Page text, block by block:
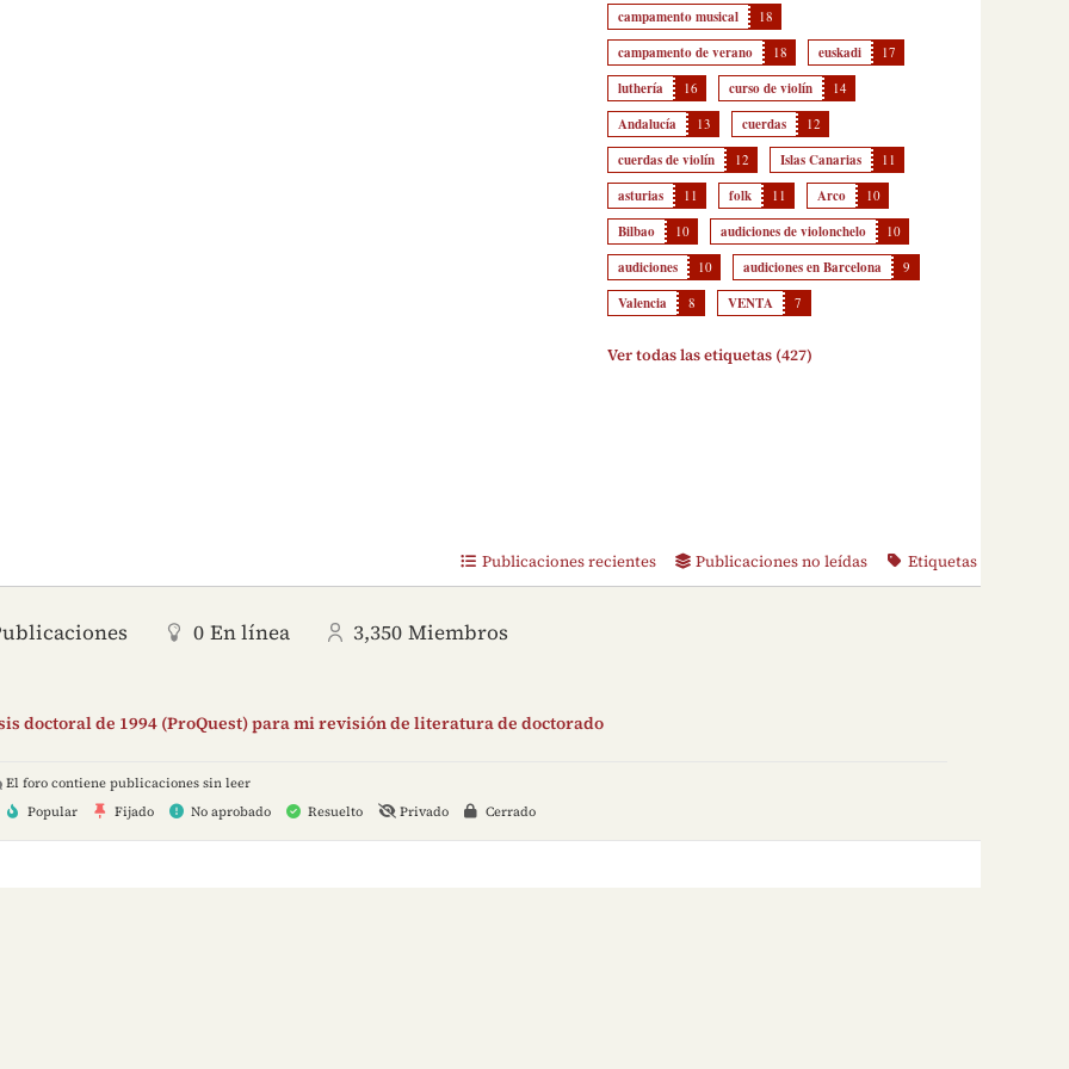
campamento musical 18
campamento de verano 18 euskadi 17
luthería 16 curso de violín 14
Andalucía 13 cuerdas 12
cuerdas de violín 12 Islas Canarias 11
asturias 11 folk 11 Arco 10
Bilbao 10 audiciones de violonchelo 10
audiciones 10 audiciones en Barcelona 9
Valencia 8 VENTA 7
Ver todas las etiquetas (427)
Publicaciones recientes Publicaciones no leídas Etiquetas
0 En línea 3,350 Miembros
doctoral de 1994 (ProQuest) para mi revisión de literatura de doctorado
El foro contiene publicaciones sin leer
Popular Fijado No aprobado Resuelto Privado Cerrado